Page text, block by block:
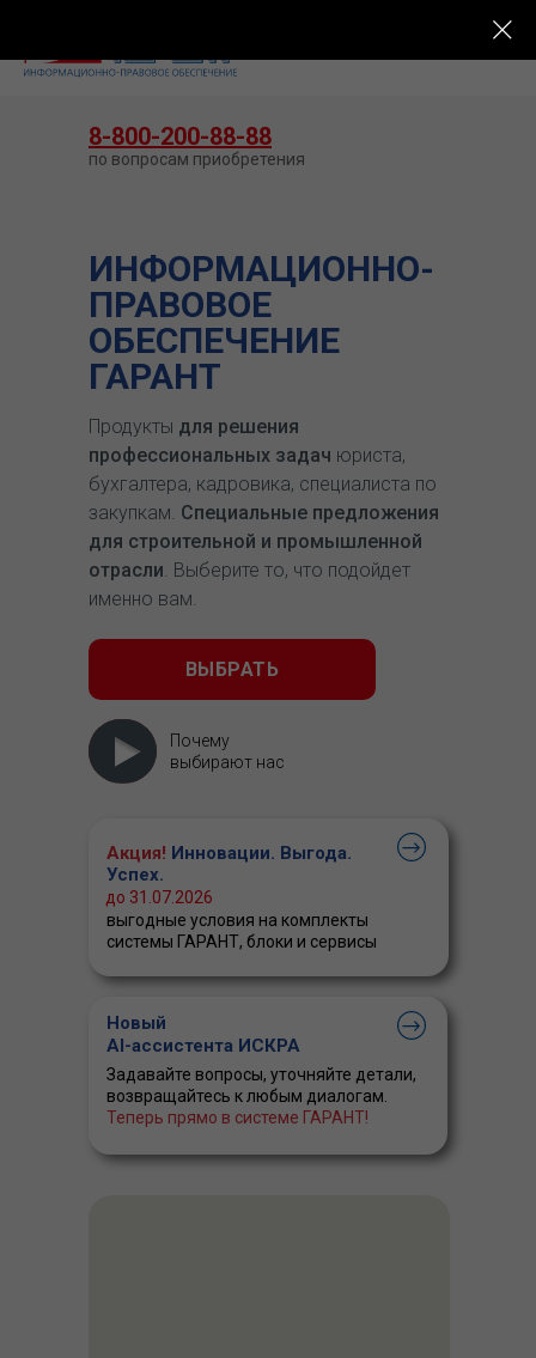
ИНФОРМАЦИОННО-
ПРАВОВОЕ
ОБЕСПЕЧЕНИЕ
ГАРАНТ
Продукты для решения
профессиональных задач юриста,
бухгалтера, кадровика, специалиста по
закупкам. Специальные предложения
для строительной и промышленной
отрасли. Выберите то, что подойдет
именно вам.
ВЫБРАТЬ
Почему
выбирают нас
Акция! Инновации. Выгода.
Успех.
выгодные условия на комплекты
системы ГАРАНТ, блоки и сервисы
до 31.07.2026
8-800-200-88-88
по вопросам приобретения
Новый
AI-ассистента ИСКРА
Задавайте вопросы, уточняйте детали,
возвращайтесь к любым диалогам.
Теперь прямо в системе ГАРАНТ!